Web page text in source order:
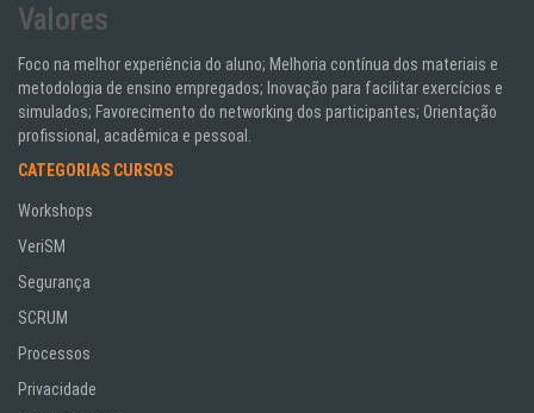
Valores
Foco na melhor experiência do aluno; Melhoria contínua dos materiais e
metodologia de ensino empregados; Inovação para facilitar exercícios e
simulados; Favorecimento do networking dos participantes; Orientação
profissional, acadêmica e pessoal.
CATEGORIAS CURSOS
Workshops
VeriSM
Segurança
SCRUM
Processos
Privacidade